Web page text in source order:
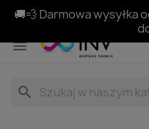
🚚💨 Darmowa wysyłka

search